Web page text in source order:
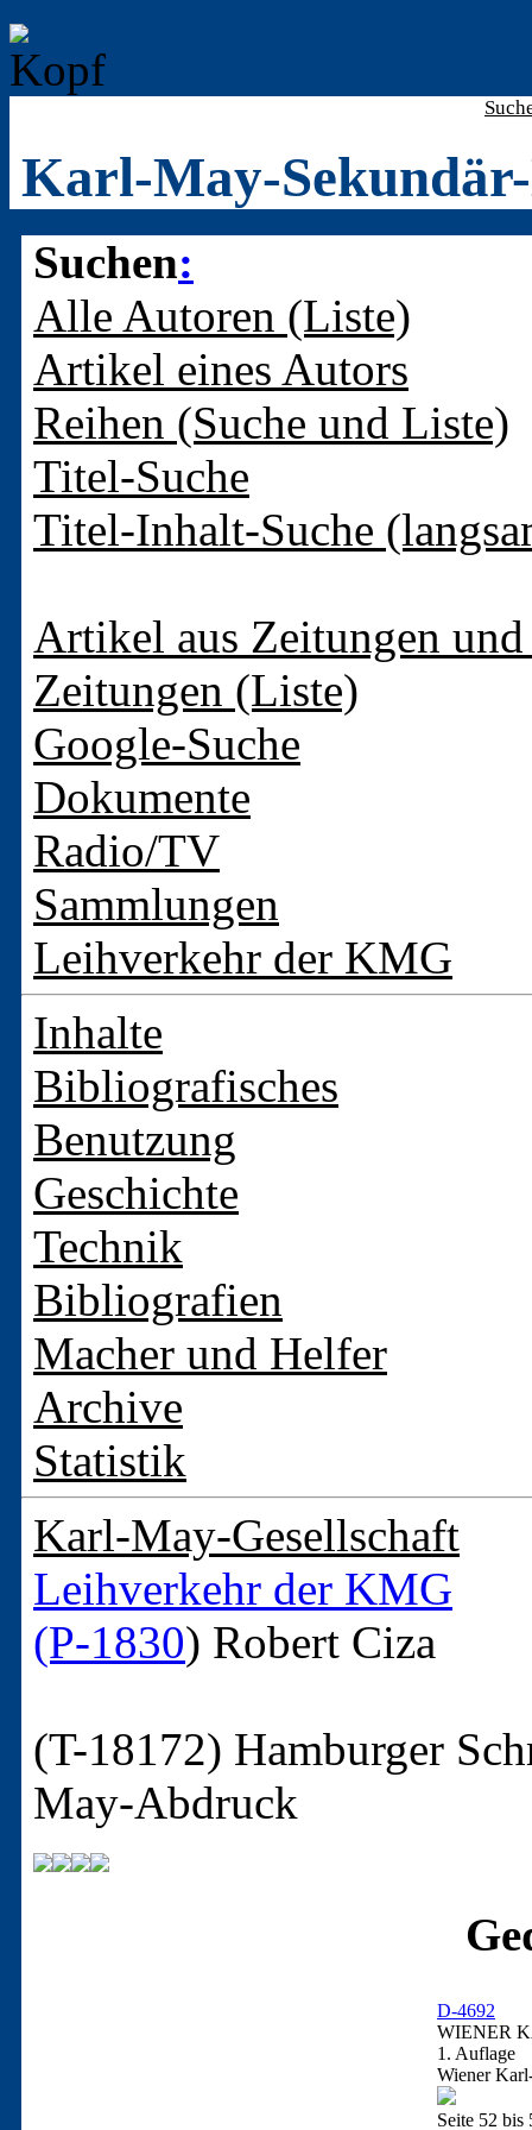
Karl-May-
Suchen:
Alle Autoren (Liste)
Artikel eines Autors
Reihen (Suche und Liste)
Titel-Suche
Titel-Inhalt-Suche
Artikel aus Zeitungen
Zeitungen (Liste)
Google-Suche
Dokumente
Radio/TV
Sammlungen
Leihverkehr der KMG
Inhalte
Bibliografisches
Benutzung
Geschichte
Technik
Bibliografien
Macher und Helfer
Archive
Statistik
Karl-May-Gesellschaft
Leihverkehr der KMG
(P-1830) Robert Ciza
(T-18172) Hamburger
May-Abdruck
D-4692
WIENER
1. Auflage
Wiener
Seite 52 bis